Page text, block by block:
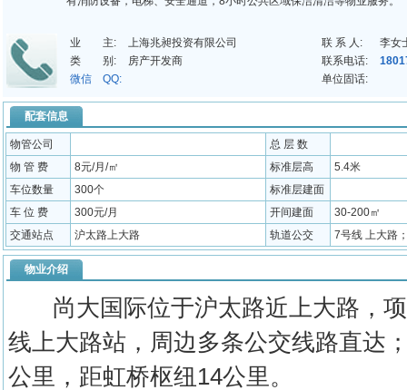
业 主: 上海兆昶投资有限公司 联 系 人:
李女
类 别:
房产开发商 联系电话:
微信 QQ:
单位固话:
配套信息
物管公司
总 层 数
物 管 费
8元/月/㎡ 标准层高
5.4米
车位数量
300个
标准层建面
车 位 费
300元/月 开间建面
30-200㎡
交通站点
沪太路上大路 轨道公交 7号线 上大路
物业介绍
尚大国际位于沪太路近上大路，项
线上大路站，周边多条公交线路直达
公里，距虹桥枢纽14公里。